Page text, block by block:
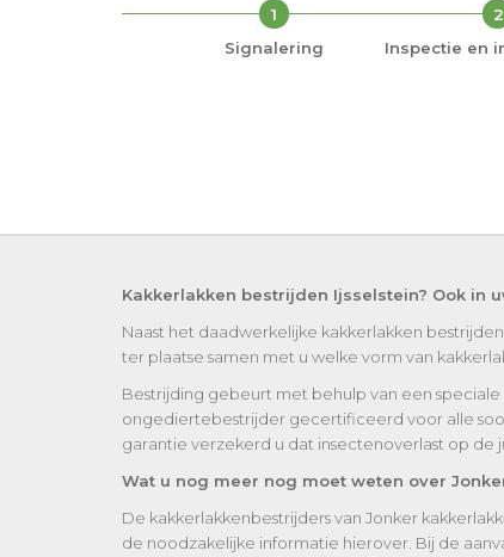
1
Signalering
2
Inspectie en
Kakkerlakken bestrijden Ijsselstein? Ook in
Naast het daadwerkelijke kakkerlakken
ter plaatse samen met u welke vorm van
Bestrijding gebeurt met behulp van een
ongediertebestrijder gecertificeerd voor alle
garantie verzekerd u dat insectenoverlast op de
Wat u nog meer nog moet weten over
De kakkerlakkenbestrijders van Jonker
de noodzakelijke informatie hierover. Bij de